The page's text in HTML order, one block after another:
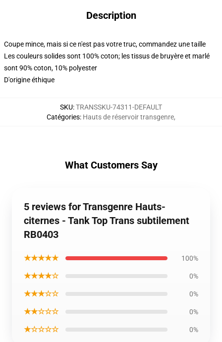
Description
Coupe mince, mais si ce n'est pas votre truc, commandez une taille
Les couleurs solides sont 100% coton; les tissus de bruyère et marlé
sont 90% coton, 10% polyester
D'origine éthique
SKU:TRANSSKU-74311-DEFAULT
Catégories: Hauts de réservoir transgenre,
What Customers Say
5 reviews for Transgenre Hauts-
citernes - Tank Top Trans subtilement
RB0403
★★★★★ 100%
★★★★☆ 0%
★★★☆☆ 0%
★★☆☆☆ 0%
★☆☆☆☆ 0%